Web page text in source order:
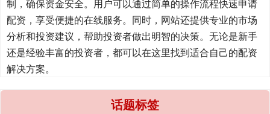
制，确保资金安全。用户可以通过简单的操作流程快速申请
配资，享受便捷的在线服务。同时，网站还提供专业的市场
分析和投资建议，帮助投资者做出明智的决策。无论是新手
还是经验丰富的投资者，都可以在这里找到适合自己的配资
解决方案。
话题标签